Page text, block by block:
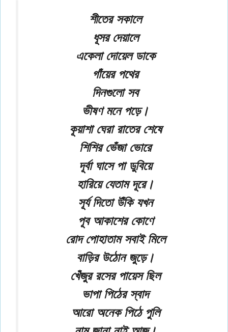
শীতের সকালে
ধূসর দেয়ালে
একেলা দোয়েল ডাকে
গাঁয়ের পথের
দিনগুলো সব
ভীষণ মনে পড়ে।
কূয়াশা ঘেরা রাতের শেষে
শিশির ভেঁজা ভোরে
দূর্বা ঘাসে পা ডুবিয়ে
হারিয়ে যেতাম দূরে।
সূর্য দিতো উঁকি যখন
পূব আকাশের কোণে
রোদ পোহাতাম সবাই মিলে
বাড়ির উঠোন জুড়ে।
খেঁজুর রসের পায়েস ছিল
ভাপা পিঠের স্বাদ
আরো অনেক পিঠে পুলি